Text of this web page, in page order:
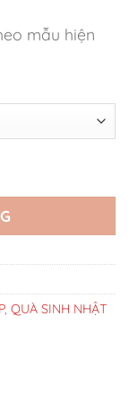
mẫu hiện
, QUÀ SINH NHẬT